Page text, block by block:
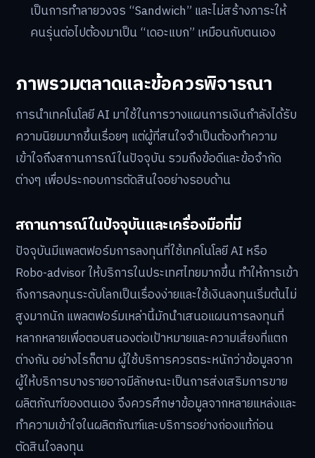
เป็นการทำลายวงจร “Sandwich” และไม่สร้างภาระให้
คนรุ่นต่อไปต้องมาเป็น “เดอะแบก” เหมือนกับตนเอง
ภาพรวมตลาดและข้อควรพิจารณา
การนำเทคโนโลยี AI มาใช้ในการวางแผนการเงินกำลังได้รับ
ความนิยมมากขึ้นเรื่อยๆ แต่ผู้ที่สนใจจำเป็นต้องทำความ
เข้าใจถึงสถานการณ์ในปัจจุบัน รวมถึงข้อดีและข้อจำกัด
ต่างๆ เพื่อประกอบการตัดสินใจอย่างรอบด้าน
สถานการณ์ในปัจจุบันและเครื่องมือที่มี
ปัจจุบันมีแพลตฟอร์มการลงทุนที่ใช้เทคโนโลยี AI หรือ
Robo-advisor ให้บริการในประเทศไทยมากขึ้น ทำให้การเข้า
ถึงการลงทุนระดับโลกเป็นเรื่องง่ายและใช้เงินลงทุนเริ่มต้นไม่
สูงมากนัก แพลตฟอร์มเหล่านี้มักนำเสนอแผนการลงทุนที่
หลากหลายเพื่อตอบสนองต่อเป้าหมายและความเสี่ยงที่แตก
ต่างกัน อย่างไรก็ตาม ผู้ใช้บริการควรตระหนักว่าข้อมูลจาก
ผู้ให้บริการบางรายอาจมีลักษณะเป็นการส่งเสริมการขาย
ผลิตภัณฑ์ของตนเอง จึงควรศึกษาข้อมูลจากหลายแหล่งและ
ทำความเข้าใจในผลิตภัณฑ์และบริการอย่างถ่องแท้ก่อน
ตัดสินใจลงทุน